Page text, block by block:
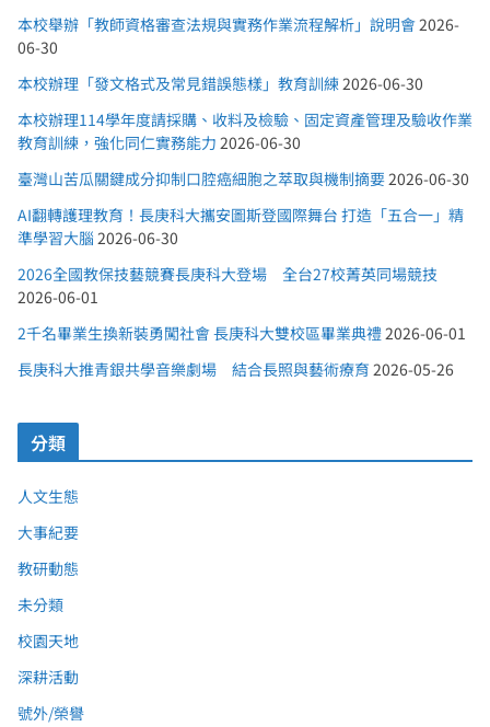
本校舉辦「教師資格審查法規與實務作業流程解析」說明會 2026-
06-30
本校辦理「發文格式及常見錯誤態樣」教育訓練 2026-06-30
本校辦理114學年度請採購、收料及檢驗、固定資產管理及驗收作業
教育訓練，強化同仁實務能力 2026-06-30
臺灣山苦瓜關鍵成分抑制口腔癌細胞之萃取與機制摘要 2026-06-30
AI翻轉護理教育！長庚科大攜安圖斯登國際舞台 打造「五合一」精
準學習大腦 2026-06-30
2026全國教保技藝競賽長庚科大登場 全台27校菁英同場競技
2026-06-01
2千名畢業生換新裝勇闖社會 長庚科大雙校區畢業典禮 2026-06-01
長庚科大推青銀共學音樂劇場 結合長照與藝術療育 2026-05-26
分類
人文生態
大事紀要
教研動態
未分類
校園天地
深耕活動
號外/榮譽